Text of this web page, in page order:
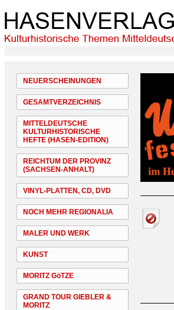
NEUERSCHEINUNGEN
GESAMTVERZEICHNIS
MITTELDEUTSCHE
KULTURHISTORISCHE
HEFTE (HASEN-EDITION)
REICHTUM DER PROVINZ
(SACHSEN-ANHALT)
VINYL-PLATTEN, CD, DVD
NOCH MEHR REGIONALIA
MALER UND WERK
KUNST
MORITZ GöTZE
GRAND TOUR GIEBLER &
MORITZ